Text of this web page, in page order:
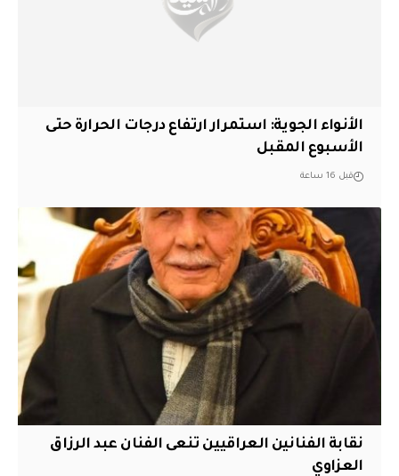
الأنواء الجوية: استمرار ارتفاع درجات الحرارة حتى
الأسبوع المقبل
قبل 16 ساعة
نقابة الفنانين العراقيين تنعى الفنان عبد الرزاق
العزاوي